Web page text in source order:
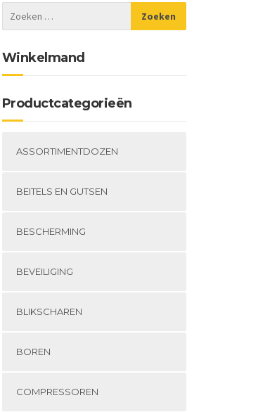
Winkelmand
Productcategorieën
ASSORTIMENTDOZEN
BEITELS EN GUTSEN
BESCHERMING
BEVEILIGING
BLIKSCHAREN
BOREN
COMPRESSOREN